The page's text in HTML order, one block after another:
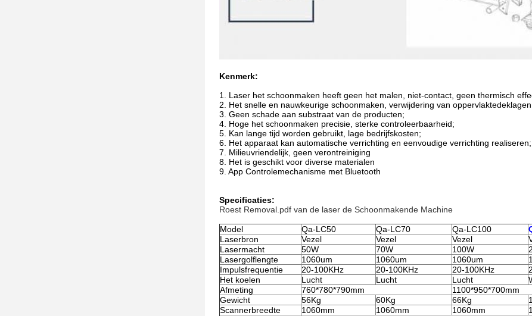
Kenmerk:
1. Laser het schoonmaken heeft geen het malen, niet-contact, geen thermisch
2. Het snelle en nauwkeurige schoonmaken, verwijdering van
3. Geen schade aan substraat van de producten;
4. Hoge het schoonmaken precisie, sterke controleerbaarheid;
5. Kan lange tijd worden gebruikt, lage bedrijfskosten;
6. Het apparaat kan automatische verrichting en eenvoudige verrichting realiseren;
7. Milieuvriendelijk, geen verontreiniging
8. Het is geschikt voor diverse materialen
9. App Controlemechanisme met Bluetooth
Specificaties:
Roest Removal.pdf van de laser de Schoonmakende Machine
Model Qa-LC50 Qa-LC70 Qa-LC100
Laserbron
Vezel Vezel Vezel
Lasermacht
50W 70W 100W
Lasergolflengte
1060um 1060um 1060um
Impulsfrequentie
20-100KHz 20-100KHz 20-100KHz
Het koelen
Lucht Lucht Lucht
Afmeting
760*780*790mm
1100*950*700mm
Gewicht
56Kg 60Kg 66Kg
Scannerbreedte
1060mm 1060mm 1060mm